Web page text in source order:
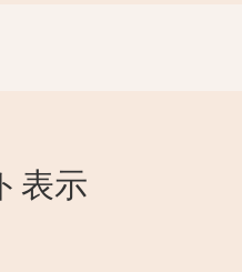
表示